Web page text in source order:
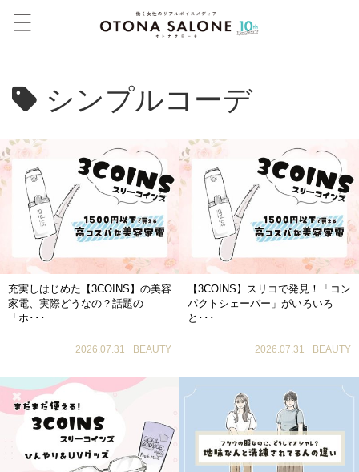
シンプルコーデ
充実しはじめた【3COINS】の美容
家電、実際どうなの？話題の
「ホ･･･
2026.07.31 BEAUTY
【3COINS】スリコで発見！「コン
パクトシェーバー」がいろいろ
と･･･
2026.07.31 BEAUTY